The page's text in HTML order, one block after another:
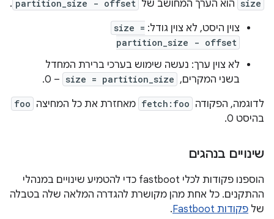
size הוא הערך המחושב של partition_size - offset
.
צוין היסט, לא צוין גודל: size =
partition_size - offset
לא צוין ערך: נעשה שימוש בערכי ברירת המחדל
בשני המקרים, size = partition_size
– 0.
לדוגמה, הפקודה fetch:foo מאחזרת את כל המחיצה foo
בהיסט 0.
שינויים בנהגים
הוספנו פקודות לכלי fastboot כדי להטמיע שינויים במנהלי
ההתקנים. כל אחת מהן מקושרת להגדרה המלאה שלה בטבלה
של פקודות Fastboot .